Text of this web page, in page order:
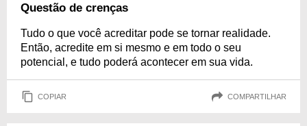
Questão de crenças
Tudo o que você acreditar pode se tornar realidade.
Então, acredite em si mesmo e em todo o seu
potencial, e tudo poderá acontecer em sua vida.
COPIAR COMPARTILHAR